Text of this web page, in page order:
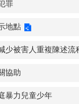
罪
地點
少被害人重複陳述流
協助
暴力兒童少年